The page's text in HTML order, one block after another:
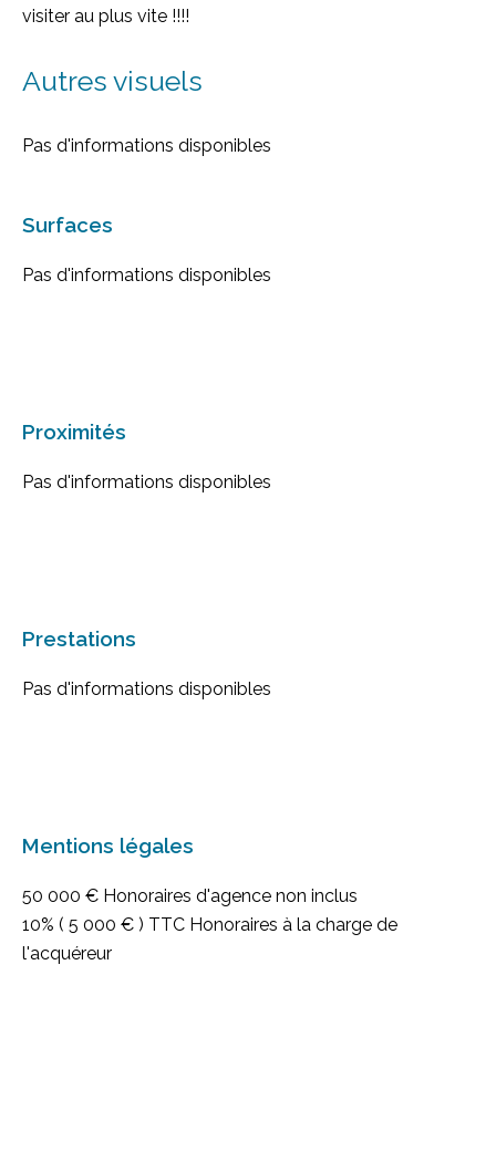
visiter au plus vite !!!!
Autres visuels
Pas d'informations disponibles
Surfaces
Pas d'informations disponibles
Proximités
Pas d'informations disponibles
Prestations
Pas d'informations disponibles
Mentions légales
50 000 € Honoraires d'agence non inclus
10% ( 5 000 € ) TTC Honoraires à la charge de
l'acquéreur